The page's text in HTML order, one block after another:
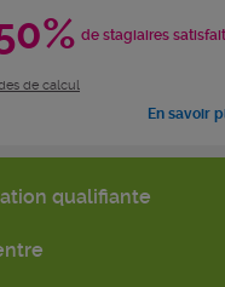
de stagiaires
de calcul
En savoir
qualifiante